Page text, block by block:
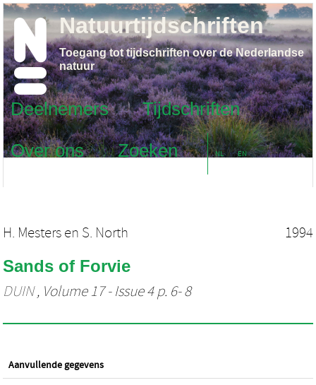
Deelnemers
Tijdschriften
Over ons
Zoeken NL EN
Natuurtijdschriften
Toegang tot tijdschriften over de Nederlandse
natuur
H. Mesters en S. North 1994
Sands of Forvie
DUIN, Volume 17 - Issue 4 p. 6- 8
Aanvullende gegevens